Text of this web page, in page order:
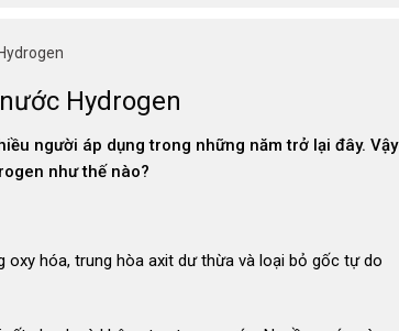
Hydrogen
người áp dụng trong những năm trở lại đây. Vậy
như thế nào?
hóa, trung hòa axit dư thừa và loại bỏ gốc tự do